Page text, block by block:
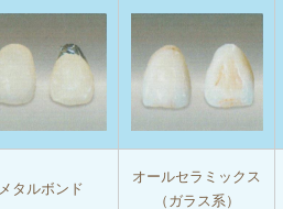
メタルボンド
オールセラミックス
（ガラス系）